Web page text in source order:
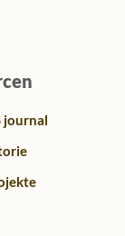
journal